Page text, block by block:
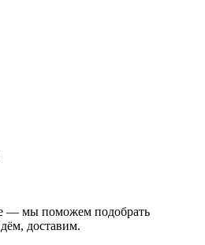
— мы поможем подобрать
доставим.